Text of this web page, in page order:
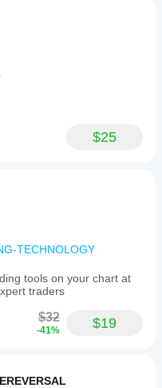
$25
TECHNOLOGY
tools on your chart at
traders
$32
-41% $19